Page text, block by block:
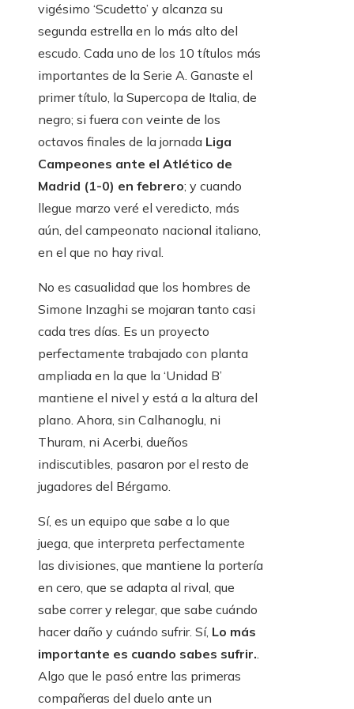
vigésimo ‘Scudetto’ y alcanza su
segunda estrella en lo más alto del
escudo. Cada uno de los 10 títulos más
importantes de la Serie A. Ganaste el
primer título, la Supercopa de Italia, de
negro; si fuera con veinte de los
octavos finales de la jornada Liga
Campeones ante el Atlético de
Madrid (1-0) en febrero; y cuando
llegue marzo veré el veredicto, más
aún, del campeonato nacional italiano,
en el que no hay rival.
No es casualidad que los hombres de
Simone Inzaghi se mojaran tanto casi
cada tres días. Es un proyecto
perfectamente trabajado con planta
ampliada en la que la ‘Unidad B’
mantiene el nivel y está a la altura del
plano. Ahora, sin Calhanoglu, ni
Thuram, ni Acerbi, dueños
indiscutibles, pasaron por el resto de
jugadores del Bérgamo.
Sí, es un equipo que sabe a lo que
juega, que interpreta perfectamente
las divisiones, que mantiene la portería
en cero, que se adapta al rival, que
sabe correr y relegar, que sabe cuándo
hacer daño y cuándo sufrir. Sí, Lo más
importante es cuando sabes sufrir..
Algo que le pasó entre las primeras
compañeras del duelo ante un